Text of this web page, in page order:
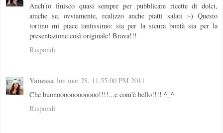
Anch'io finisco quasi sempre per pubblicare ricette di dolci,
amche se, ovviamente, realizzo anche piatti salati :-) Questo
tortino mi piace tantissimo: sia per la sicura bontà sia per la
presentazione così originale! Brava!!!
Rispondi
Vanessa lun mar 28, 11:55:00 PM 2011
Che buonoooooooooooo!!!!...e com'è bello!!!! ^_^
Rispondi